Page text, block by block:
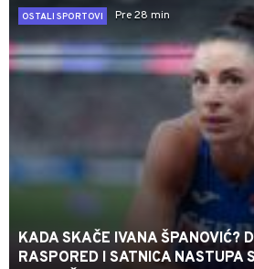
OSTALI SPORTOVI
Pre 28 min
KADA SKAČE IVANA ŠPANOVIĆ?
RASPORED I SATNICA NASTUPA